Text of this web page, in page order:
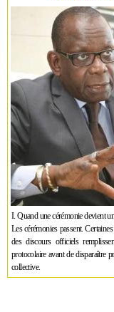
I. Quand une cérémonie devient
Les cérémonies passent.
des discours officiels
protocolaire avant de disparaître
collective.